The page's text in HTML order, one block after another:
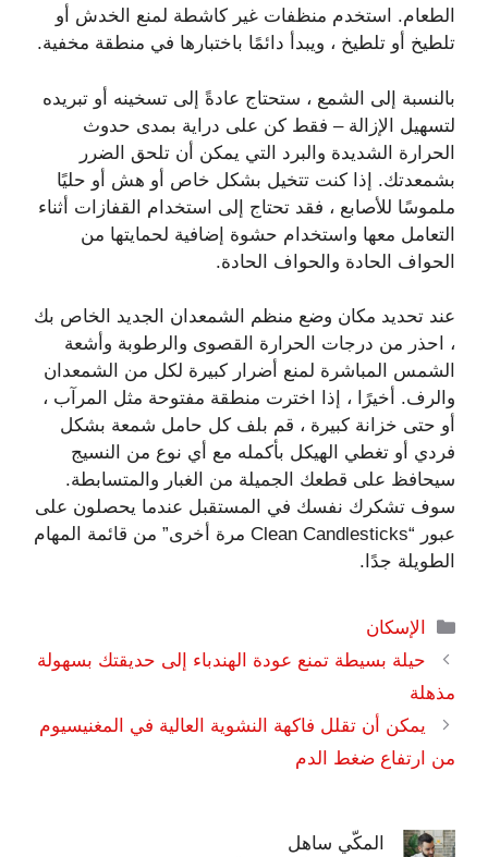
الطعام. استخدم منظفات غير كاشطة لمنع الخدش أو
تلطيخ أو تلطيخ ، ويبدأ دائمًا باختبارها في منطقة مخفية.
بالنسبة إلى الشمع ، ستحتاج عادةً إلى تسخينه أو تبريده
لتسهيل الإزالة – فقط كن على دراية بمدى حدوث
الحرارة الشديدة والبرد التي يمكن أن تلحق الضرر
بشمعدتك. إذا كنت تتخيل بشكل خاص أو هش أو حليًا
ملموسًا للأصابع ، فقد تحتاج إلى استخدام القفازات أثناء
التعامل معها واستخدام حشوة إضافية لحمايتها من
الحواف الحادة والحواف الحادة.
عند تحديد مكان وضع منظم الشمعدان الجديد الخاص بك
، احذر من درجات الحرارة القصوى والرطوبة وأشعة
الشمس المباشرة لمنع أضرار كبيرة لكل من الشمعدان
والرف. أخيرًا ، إذا اخترت منطقة مفتوحة مثل المرآب ،
أو حتى خزانة كبيرة ، قم بلف كل حامل شمعة بشكل
فردي أو تغطي الهيكل بأكمله مع أي نوع من النسيج
سيحافظ على قطعك الجميلة من الغبار والمتسابطة.
سوف تشكرك نفسك في المستقبل عندما يحصلون على
عبور “Clean Candlesticks مرة أخرى” من قائمة المهام
الطويلة جدًا.
التصنيفات
الإسكان
حيلة بسيطة تمنع عودة الهندباء إلى حديقتك بسهولة
مذهلة
يمكن أن تقلل فاكهة النشوية العالية في المغنيسيوم
من ارتفاع ضغط الدم
المكّي ساهل